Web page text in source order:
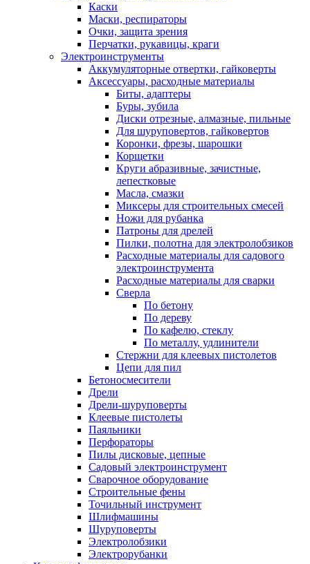
Каски
Маски, респираторы
Очки, защита зрения
Перчатки, рукавицы, краги
Электроинструменты
Аккумуляторные отвертки, гайковерты
Аксессуары, расходные материалы
Биты, адаптеры
Буры, зубила
Диски отрезные, алмазные, пильные
Для шуруповертов, гайковертов
Коронки, фрезы, шарошки
Корщетки
Круги абразивные, зачистные,
лепестковые
Масла, смазки
Миксеры для строительных смесей
Ножи для рубанка
Патроны для дрелей
Пилки, полотна для электролобзиков
Расходные материалы для садового
электроинструмента
Расходные материалы для сварки
Сверла
По бетону
По дереву
По кафелю, стеклу
По металлу, удлинители
Стержни для клеевых пистолетов
Цепи для пил
Бетоносмесители
Дрели
Дрели-шуруповерты
Клеевые пистолеты
Паяльники
Перфораторы
Пилы дисковые, цепные
Садовый электроинструмент
Сварочное оборудование
Строительные фены
Точильный инструмент
Шлифмашины
Шуруповерты
Электролобзики
Электрорубанки